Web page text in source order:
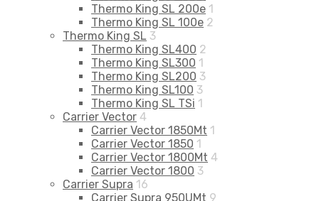
Thermo King SL 200e 1
Thermo King SL 100e 2
Thermo King SL 3
Thermo King SL400 2
Thermo King SL300 1
Thermo King SL200 3
Thermo King SL100 3
Thermo King SL TSi 1
Carrier Vector 4
Carrier Vector 1850Mt 1
Carrier Vector 1850 1
Carrier Vector 1800Mt 4
Carrier Vector 1800 3
Carrier Supra 16
Carrier Supra 950UMt 9